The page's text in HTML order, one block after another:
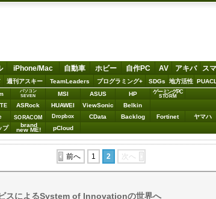
iPhone/Mac 自動車 ホビー 自作PC AV アキバ ス
週刊アスキー TeamLeaders プログラミング+ SDGs 地方活性
パソコン
SEVEN
MSI ASUS HP ゲーミングPC
STORM
ASRock HUAWEI ViewSonic Belkin
SORACOM Dropbox CData Backlog Fortinet ヤマハ
プ brand
new ME! pCloud
前へ 1 2 次へ
スによるSystem of Innovationの世界へ